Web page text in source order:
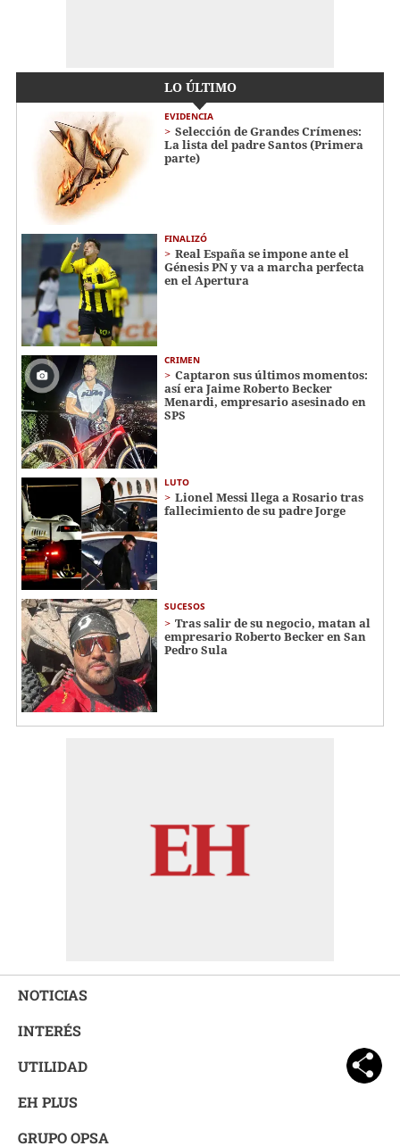
LO ÚLTIMO
EVIDENCIA
Selección de Grandes Crímenes:
La lista del padre Santos (Primera
parte)
FINALIZÓ
Real España se impone ante el
Génesis PN y va a marcha perfecta
en el Apertura
CRIMEN
Captaron sus últimos momentos:
así era Jaime Roberto Becker
Menardi​​​, empresario asesinado en
SPS
LUTO
Lionel Messi llega a Rosario tras
fallecimiento de su padre Jorge
SUCESOS
Tras salir de su negocio, matan al
empresario Roberto Becker en San
Pedro Sula
NOTICIAS
INTERÉS
UTILIDAD
EH PLUS
GRUPO OPSA